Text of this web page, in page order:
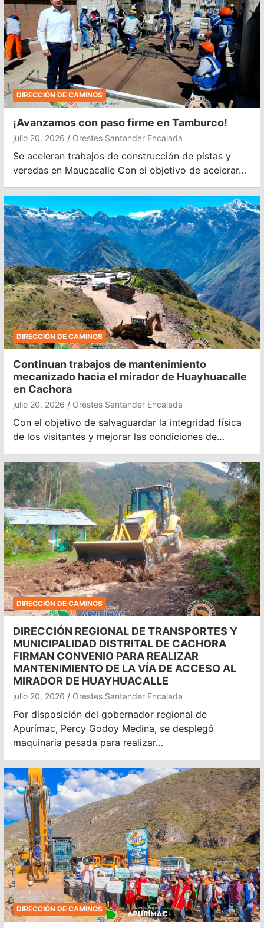
DIRECCIÓN DE CAMINOS
¡Avanzamos con paso firme en Tamburco!
julio 20, 2026 Orestes Santander Encalada
Se aceleran trabajos de construcción de pistas y
veredas en Maucacalle Con el objetivo de acelerar…
DIRECCIÓN DE CAMINOS
Continuan trabajos de mantenimiento
mecanizado hacia el mirador de Huayhuacalle
en Cachora
julio 20, 2026 Orestes Santander Encalada
Con el objetivo de salvaguardar la integridad física
de los visitantes y mejorar las condiciones de…
DIRECCIÓN DE CAMINOS
DIRECCIÓN REGIONAL DE TRANSPORTES Y
MUNICIPALIDAD DISTRITAL DE CACHORA
FIRMAN CONVENIO PARA REALIZAR
MANTENIMIENTO DE LA VÍA DE ACCESO AL
MIRADOR DE HUAYHUACALLE
julio 20, 2026 Orestes Santander Encalada
Por disposición del gobernador regional de
Apurímac, Percy Godoy Medina, se desplegó
maquinaria pesada para realizar…
DIRECCIÓN DE CAMINOS